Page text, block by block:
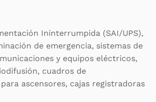
Ininterrumpida (SAI/UPS),
de emergencia, sistemas de
y equipos eléctricos,
cuadros de
ascensores, cajas registradoras